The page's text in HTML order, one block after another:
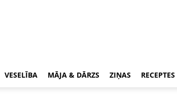
VESELĪBA MĀJA & DĀRZS ZIŅAS RECEPTES